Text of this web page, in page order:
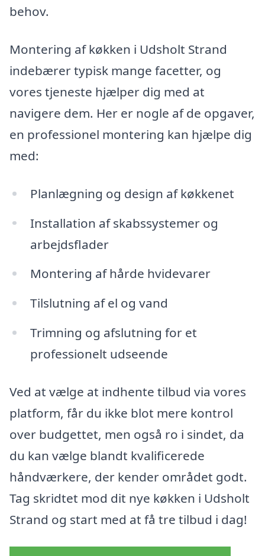
behov.
Montering af køkken i Udsholt Strand
indebærer typisk mange facetter, og
vores tjeneste hjælper dig med at
navigere dem. Her er nogle af de opgaver,
en professionel montering kan hjælpe dig
med:
Planlægning og design af køkkenet
Installation af skabssystemer og
arbejdsflader
Montering af hårde hvidevarer
Tilslutning af el og vand
Trimning og afslutning for et
professionelt udseende
Ved at vælge at indhente tilbud via vores
platform, får du ikke blot mere kontrol
over budgettet, men også ro i sindet, da
du kan vælge blandt kvalificerede
håndværkere, der kender området godt.
Tag skridtet mod dit nye køkken i Udsholt
Strand og start med at få tre tilbud i dag!